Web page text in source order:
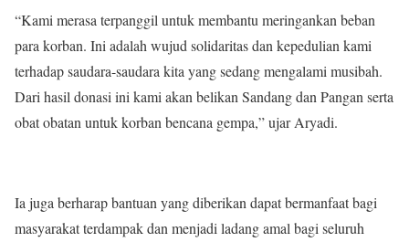
“Kami merasa terpanggil untuk membantu meringankan beban
para korban. Ini adalah wujud solidaritas dan kepedulian kami
terhadap saudara-saudara kita yang sedang mengalami musibah.
Dari hasil donasi ini kami akan belikan Sandang dan Pangan serta
obat obatan untuk korban bencana gempa,” ujar Aryadi.
Ia juga berharap bantuan yang diberikan dapat bermanfaat bagi
masyarakat terdampak dan menjadi ladang amal bagi seluruh